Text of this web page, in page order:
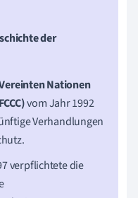
der
Nationen
vom Jahr 1992
Verhandlungen
verpflichtete die